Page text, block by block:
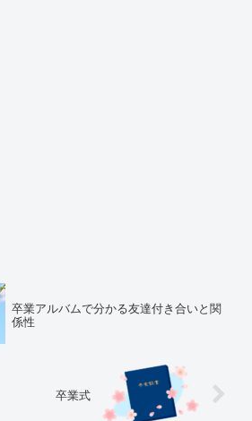
卒業アルバムで分かる友達付き合いと関
係性
卒業式